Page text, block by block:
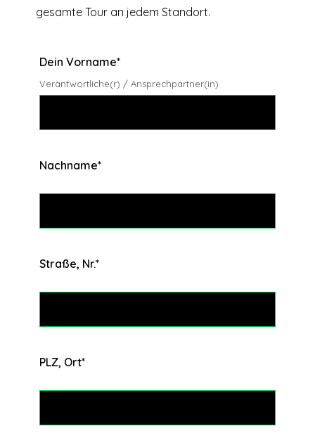
gesamte Tour an jedem Standort.
Dein Vorname*
Verantwortliche(r) / Ansprechpartner(in).
Nachname*
Straße, Nr.*
PLZ, Ort*